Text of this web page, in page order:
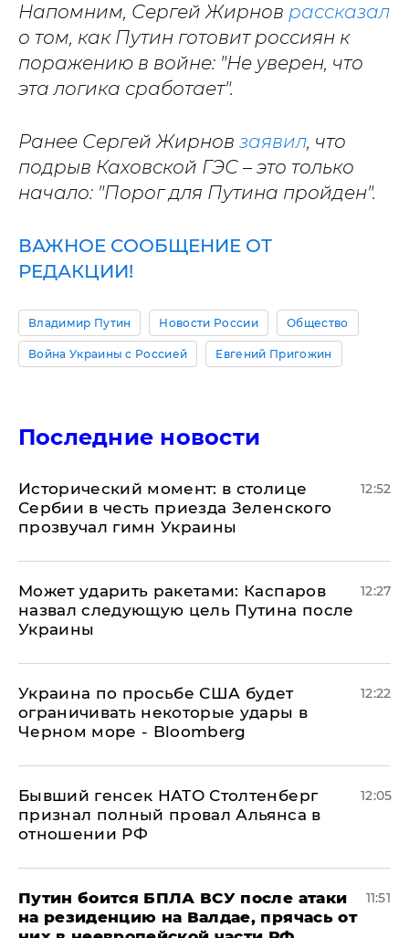
Напомним, Сергей Жирнов рассказал
о том, как Путин готовит россиян к
поражению в войне: "Не уверен, что
эта логика сработает".
Ранее Сергей Жирнов заявил, что
подрыв Каховской ГЭС – это только
начало: "Порог для Путина пройден".
ВАЖНОЕ СООБЩЕНИЕ ОТ
РЕДАКЦИИ!
Владимир Путин Новости России Общество
Война Украины с Россией Евгений Пригожин
Последние новости
Исторический момент: в столице
Сербии в честь приезда Зеленского
прозвучал гимн Украины
12:52
Может ударить ракетами: Каспаров
назвал следующую цель Путина после
Украины
12:27
Украина по просьбе США будет
ограничивать некоторые удары в
Черном море - Bloomberg
12:22
Бывший генсек НАТО Столтенберг
признал полный провал Альянса в
отношении РФ
12:05
Путин боится БПЛА ВСУ после атаки
на резиденцию на Валдае, прячась от
11:51